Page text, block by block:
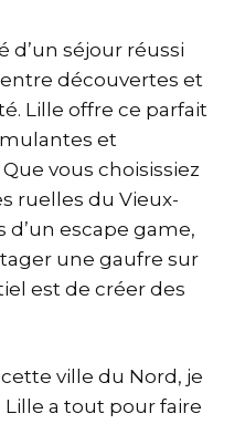
d’un séjour réussi
découvertes et
Lille offre ce parfait
et
vous choisissiez
ruelles du Vieux-
d’un escape game,
une gaufre sur
est de créer des
ville du Nord, je
a tout pour faire